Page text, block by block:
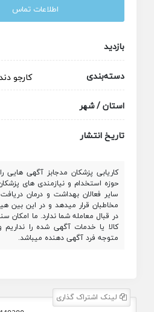
اطلاعات تماس
بازدید
دسته‌بندی
کارجو
استان / شهر
تاریخ انتشار
کاریابی پزشکان مدجابز آگهی هایی
حوزه استخدام و نیازمندی های
سایر فعالان بهداشت و درمان
مخاطبان قرار میدهد و در این بین
در قبال معامله شما ندارد. ما
کالا یا خدمات آگهی شده را
متوجه فرد آگهی دهنده میباشد.
لینک اشتراک گذاری